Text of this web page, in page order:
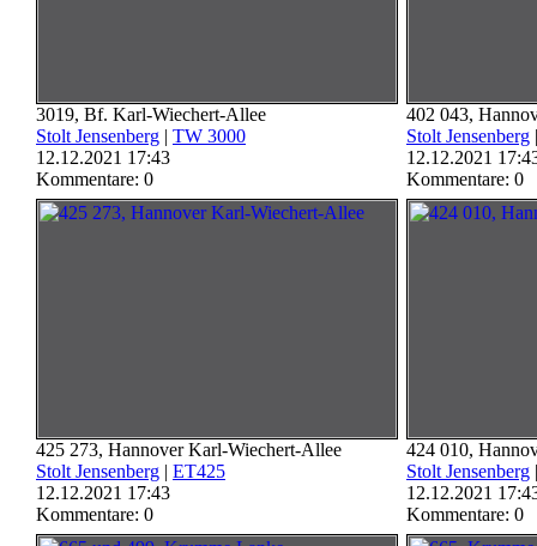
3019, Bf. Karl-Wiechert-Allee
Stolt Jensenberg | TW 3000
12.12.2021 17:43
Kommentare: 0
402 043,
Stolt Jensenberg
12.12.2021
Kommentare: 0
425 273, Hannover Karl-Wiechert-Allee
Stolt Jensenberg | ET425
12.12.2021 17:43
Kommentare: 0
424 010,
Stolt Jensenberg
12.12.2021
Kommentare: 0